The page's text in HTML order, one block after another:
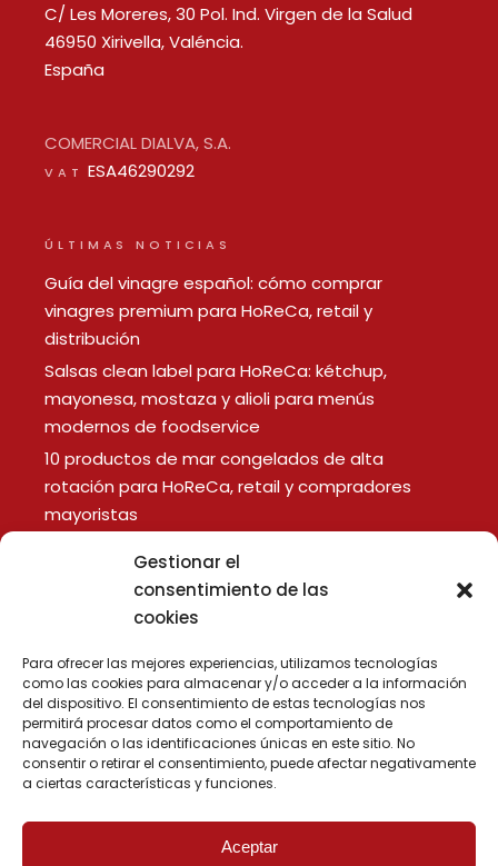
Gestionar el
consentimiento de las
cookies
Para ofrecer las mejores experiencias, utilizamos tecnologías
como las cookies para almacenar y/o acceder a la información
del dispositivo. El consentimiento de estas tecnologías nos
permitirá procesar datos como el comportamiento de
navegación o las identificaciones únicas en este sitio. No
consentir o retirar el consentimiento, puede afectar negativamente
a ciertas características y funciones.
Aceptar
C/ Les Moreres, 30 Pol. Ind. Virgen de la Salud
46950 Xirivella, Valéncia.
España
COMERCIAL DIALVA, S.A.
VAT ESA46290292
ÚLTIMAS NOTICIAS
Guía del vinagre español: cómo comprar
vinagres premium para HoReCa, retail y
distribución
Salsas clean label para HoReCa: kétchup,
mayonesa, mostaza y alioli para menús
modernos de foodservice
10 productos de mar congelados de alta
rotación para HoReCa, retail y compradores
mayoristas
Aviso Legal
Política de Cookies